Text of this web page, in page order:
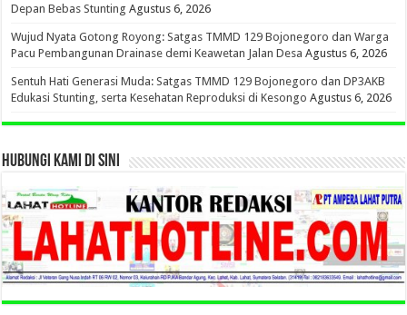
Depan Bebas Stunting Agustus 6, 2026
Wujud Nyata Gotong Royong: Satgas TMMD 129 Bojonegoro dan Warga
Pacu Pembangunan Drainase demi Keawetan Jalan Desa Agustus 6, 2026
Sentuh Hati Generasi Muda: Satgas TMMD 129 Bojonegoro dan DP3AKB
Edukasi Stunting, serta Kesehatan Reproduksi di Kesongo Agustus 6, 2026
HUBUNGI KAMI DI SINI